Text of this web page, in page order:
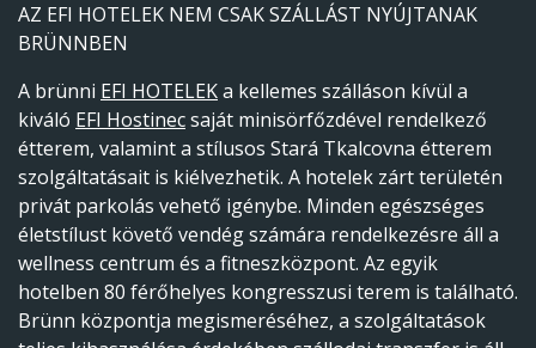
AZ EFI HOTELEK NEM CSAK SZÁLLÁST NYÚJTANAK
BRÜNNBEN
A brünni EFI HOTELEKa kellemes szálláson kívül a
kiváló EFI Hostinecsaját minisörfőzdével rendelkező
étterem, valamint a stílusos Stará Tkalcovna étterem
szolgáltatásait is kiélvezhetik. A hotelek zárt területén
privát parkolás vehető igénybe. Minden egészséges
életstílust követő vendég számára rendelkezésre áll a
wellness centrum és a fitneszközpont. Az egyik
hotelben 80 férőhelyes kongresszusi terem is található.
Brünn központja megismeréséhez, a szolgáltatások